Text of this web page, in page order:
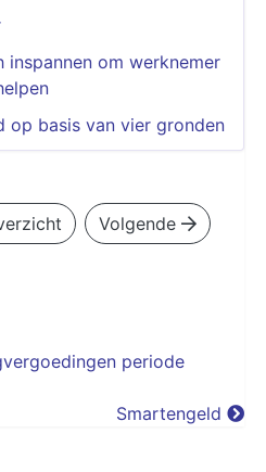
inspannen om werknemer
op basis van vier gronden
Volgende
periode
Smartengeld